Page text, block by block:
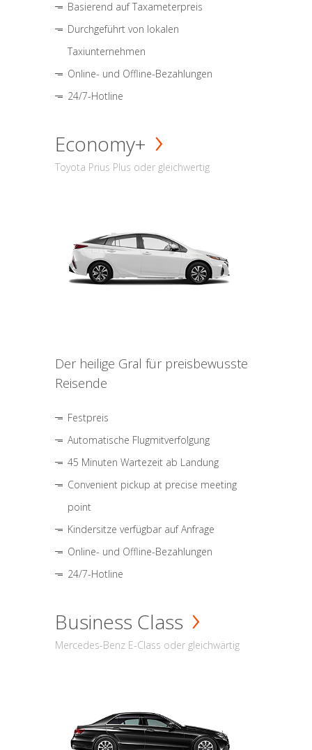
Basierend auf Taxameterpreis
Durchgeführt von lokalen
Taxiunternehmen
Online- und Offline-Bezahlungen
24/7-Hotline
Economy+
Toyota Prius Plus oder gleichwertig
Der heilige Gral für preisbewusste
Reisende
Festpreis
Automatische Flugmitverfolgung
45 Minuten Wartezeit ab Landung
Convenient pickup at precise meeting
point
Kindersitze verfügbar auf Anfrage
Online- und Offline-Bezahlungen
24/7-Hotline
Business Class
Mercedes-Benz E-Class oder gleichwärtig